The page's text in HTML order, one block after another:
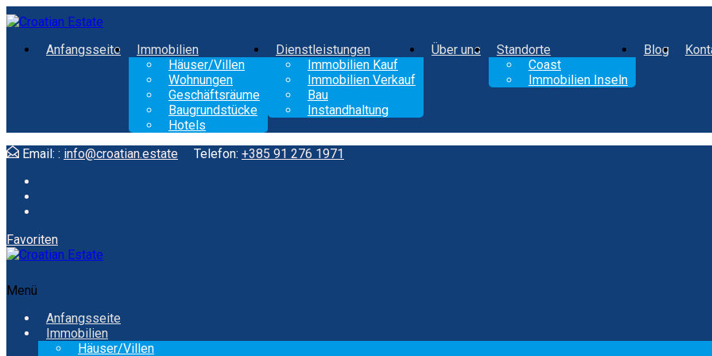
Anfangsseite
Immobilien
Häuser/Villen
Wohnungen
Geschäftsräume
Baugrundstücke
Hotels
Dienstleistungen
Immobilien Kauf
Immobilien Verkauf
Bau
Instandhaltung
Über uns
Standorte
Coast
Immobilien Inseln
Blog
Email: : info@croatian.estate Telefon: +385 91 276 1971
Favoriten
Menü
Anfangsseite
Immobilien
Häuser/Villen